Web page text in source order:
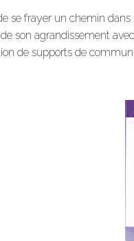
se frayer un chemin
son agrandissement
de supports de